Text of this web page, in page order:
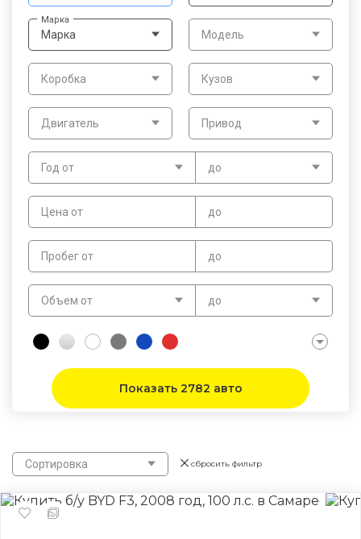
Марка
Марка Модель
Год от до
Цена от до
Коробка
Пробег от до
Объем от до
Кузов
Двигатель Привод
Показать 2782 авто
Сортировка сбросить фильтр